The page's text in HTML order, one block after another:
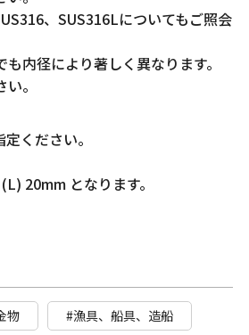
、SUS316Lについてもご照会
内径により著しく異なります。
。
ください。
20mm となります。
物 #漁具、船具、造船